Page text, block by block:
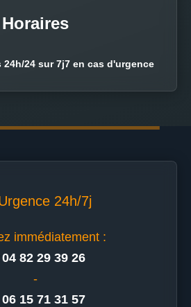
Horaires
24 sur 7j7 en cas d'urgence
24h/7j
immédiatement :
04 82 29 39 26
-
06 15 71 31 57